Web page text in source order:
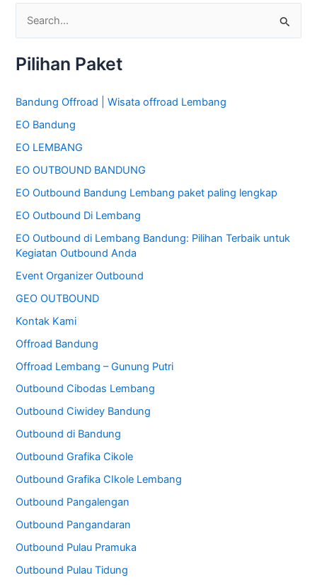
u
n
t
u
k
:
Pilihan Paket
Bandung Offroad | Wisata offroad Lembang
EO Bandung
EO LEMBANG
EO OUTBOUND BANDUNG
EO Outbound Bandung Lembang paket paling lengkap
EO Outbound Di Lembang
EO Outbound di Lembang Bandung: Pilihan Terbaik untuk
Kegiatan Outbound Anda
Event Organizer Outbound
GEO OUTBOUND
Kontak Kami
Offroad Bandung
Offroad Lembang – Gunung Putri
Outbound Cibodas Lembang
Outbound Ciwidey Bandung
Outbound di Bandung
Outbound Grafika Cikole
Outbound Grafika CIkole Lembang
Outbound Pangalengan
Outbound Pangandaran
Outbound Pulau Pramuka
Outbound Pulau Tidung